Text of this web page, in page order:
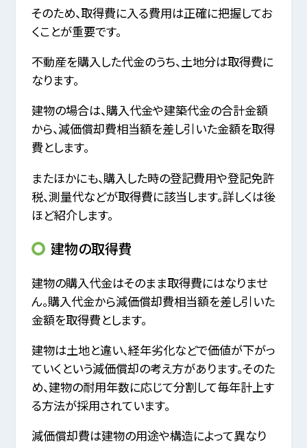
そのため、取得費に入る費用は正確に把握してお
くことが重要です。
不動産を購入した代金のうち、土地分は取得費に
なります。
建物の場合は、購入代金や建築代金の合計金額
から、減価償却費相当額を差し引いた金額を取得
費とします。
またほかにも、購入した時の登記費用や登記免許
税、測量代などが取得費に該当します。詳しくは後
ほど紹介します。
建物の取得費
建物の購入代金はそのまま取得費にはなりませ
ん。購入代金から減価償却費相当額を差し引いた
金額を取得費とします。
建物は土地と違い、経年劣化などで価値が下がっ
ていくという減価償却の考え方があります。そのた
め、建物の耐用年数に応じて分割して毎年計上す
る方法が採用されています。
減価償却費は建物の用途や構造によって異なり